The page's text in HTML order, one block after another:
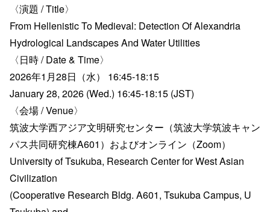
〈演題 / Title〉
From Hellenistic To Medieval: Detection Of Alexandria
Hydrological Landscapes And Water Utilities
〈日時 / Date & Time〉
2026年1月28日（水） 16:45-18:15
January 28, 2026 (Wed.) 16:45-18:15 (JST)
〈会場 / Venue〉
筑波大学西アジア文明研究センター（筑波大学筑波キャン
パス共同研究棟A601）およびオンライン（Zoom）
University of Tsukuba, Research Center for West Asian
Civilization
(Cooperative Research Bldg. A601, Tsukuba Campus, U